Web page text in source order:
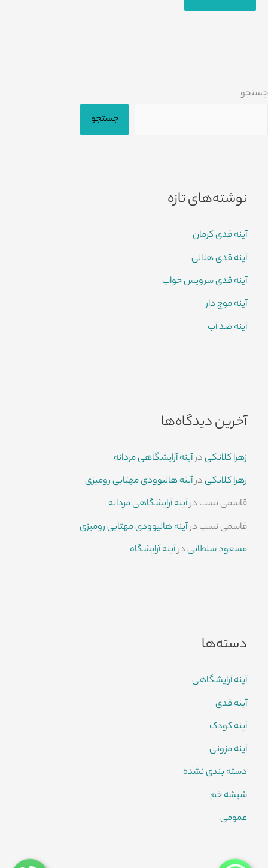
جستجو
جستجو
نوشته‌های تازه
آینه قدی کرمان
آینه قدی هلالی
آینه قدی سرویس خواب
آینه موج دار
آینه ضد آب
آخرین دیدگاه‌ها
زهرا کلانکیدرآینه آرایشگاهی مردانه
زهرا کلانکیدرآینه هالیوودی مهتابی رومیزی
قاسمی نسبدرآینه آرایشگاهی مردانه
قاسمی نسبدرآینه هالیوودی مهتابی رومیزی
مسعود سلطانیدرآینه آرایشگاه
دسته‌ها
آینه آرایشگاهی
آینه قدی
آینه کودک
آینه مزونی
دسته بندی نشده
شیشه خم
عمومی